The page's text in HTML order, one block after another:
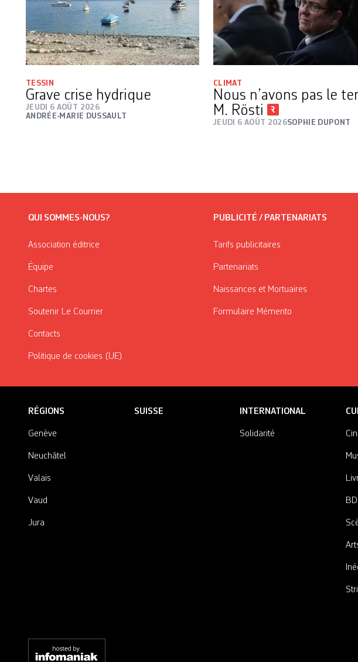
TESSIN
Grave crise hydrique
JEUDI 6 AOÛT 2026
ANDRÉE-MARIE DUSSAULT
CLIMAT
Nous n’avons pas le
M. Rösti
JEUDI 6 AOÛT 2026SOPHIE DUPONT
QUI SOMMES-NOUS?
Association éditrice
Équipe
Chartes
Soutenir Le Courrier
Contacts
Politique de cookies (UE)
PUBLICITÉ / PARTENARIATS
Tarifs publicitaires
Partenariats
Naissances et Mortuaires
Formulaire Mémento
RÉGIONS
Genève
Neuchâtel
Valais
Vaud
Jura
SUISSE INTERNATIONAL
Solidarité
BD